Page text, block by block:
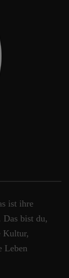
ist ihre
bist du,
Kultur,
Leben